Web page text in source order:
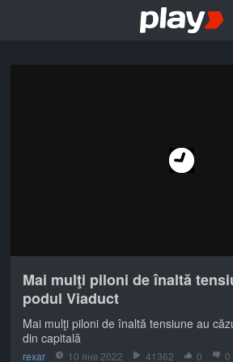
Mai mulţi piloni de înaltă
podul Viaduct
Mai mulţi piloni de înaltă tensiune au
din capitală
rexar 10 янв 2022 41362 0 0